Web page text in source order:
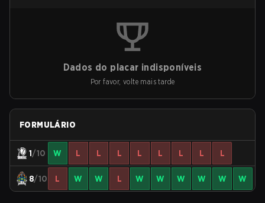
Dados do placar indisponíveis
Por favor, volte mais tarde
FORMULÁRIO
1/10 W L L L L L L L L
8/10 L W W L W W W W W W